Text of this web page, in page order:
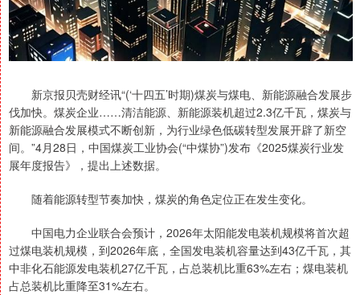
新京报贝壳财经讯“(‘十四五’时期)煤炭与煤电、新能源融合发展步
伐加快。煤炭企业……清洁能源、新能源装机超过2.3亿千瓦，煤炭与
新能源融合发展模式不断创新，为行业绿色低碳转型发展开辟了新空
间。”4月28日，中国煤炭工业协会(“中煤协”)发布《2025煤炭行业发
展年度报告》，提出上述数据。
随着能源转型节奏加快，煤炭的角色定位正在发生变化。
中国电力企业联合会预计，2026年太阳能发电装机规模将首次超
过煤电装机规模，到2026年底，全国发电装机容量达到43亿千瓦，其
中非化石能源发电装机27亿千瓦，占总装机比重63%左右；煤电装机
占总装机比重降至31%左右。